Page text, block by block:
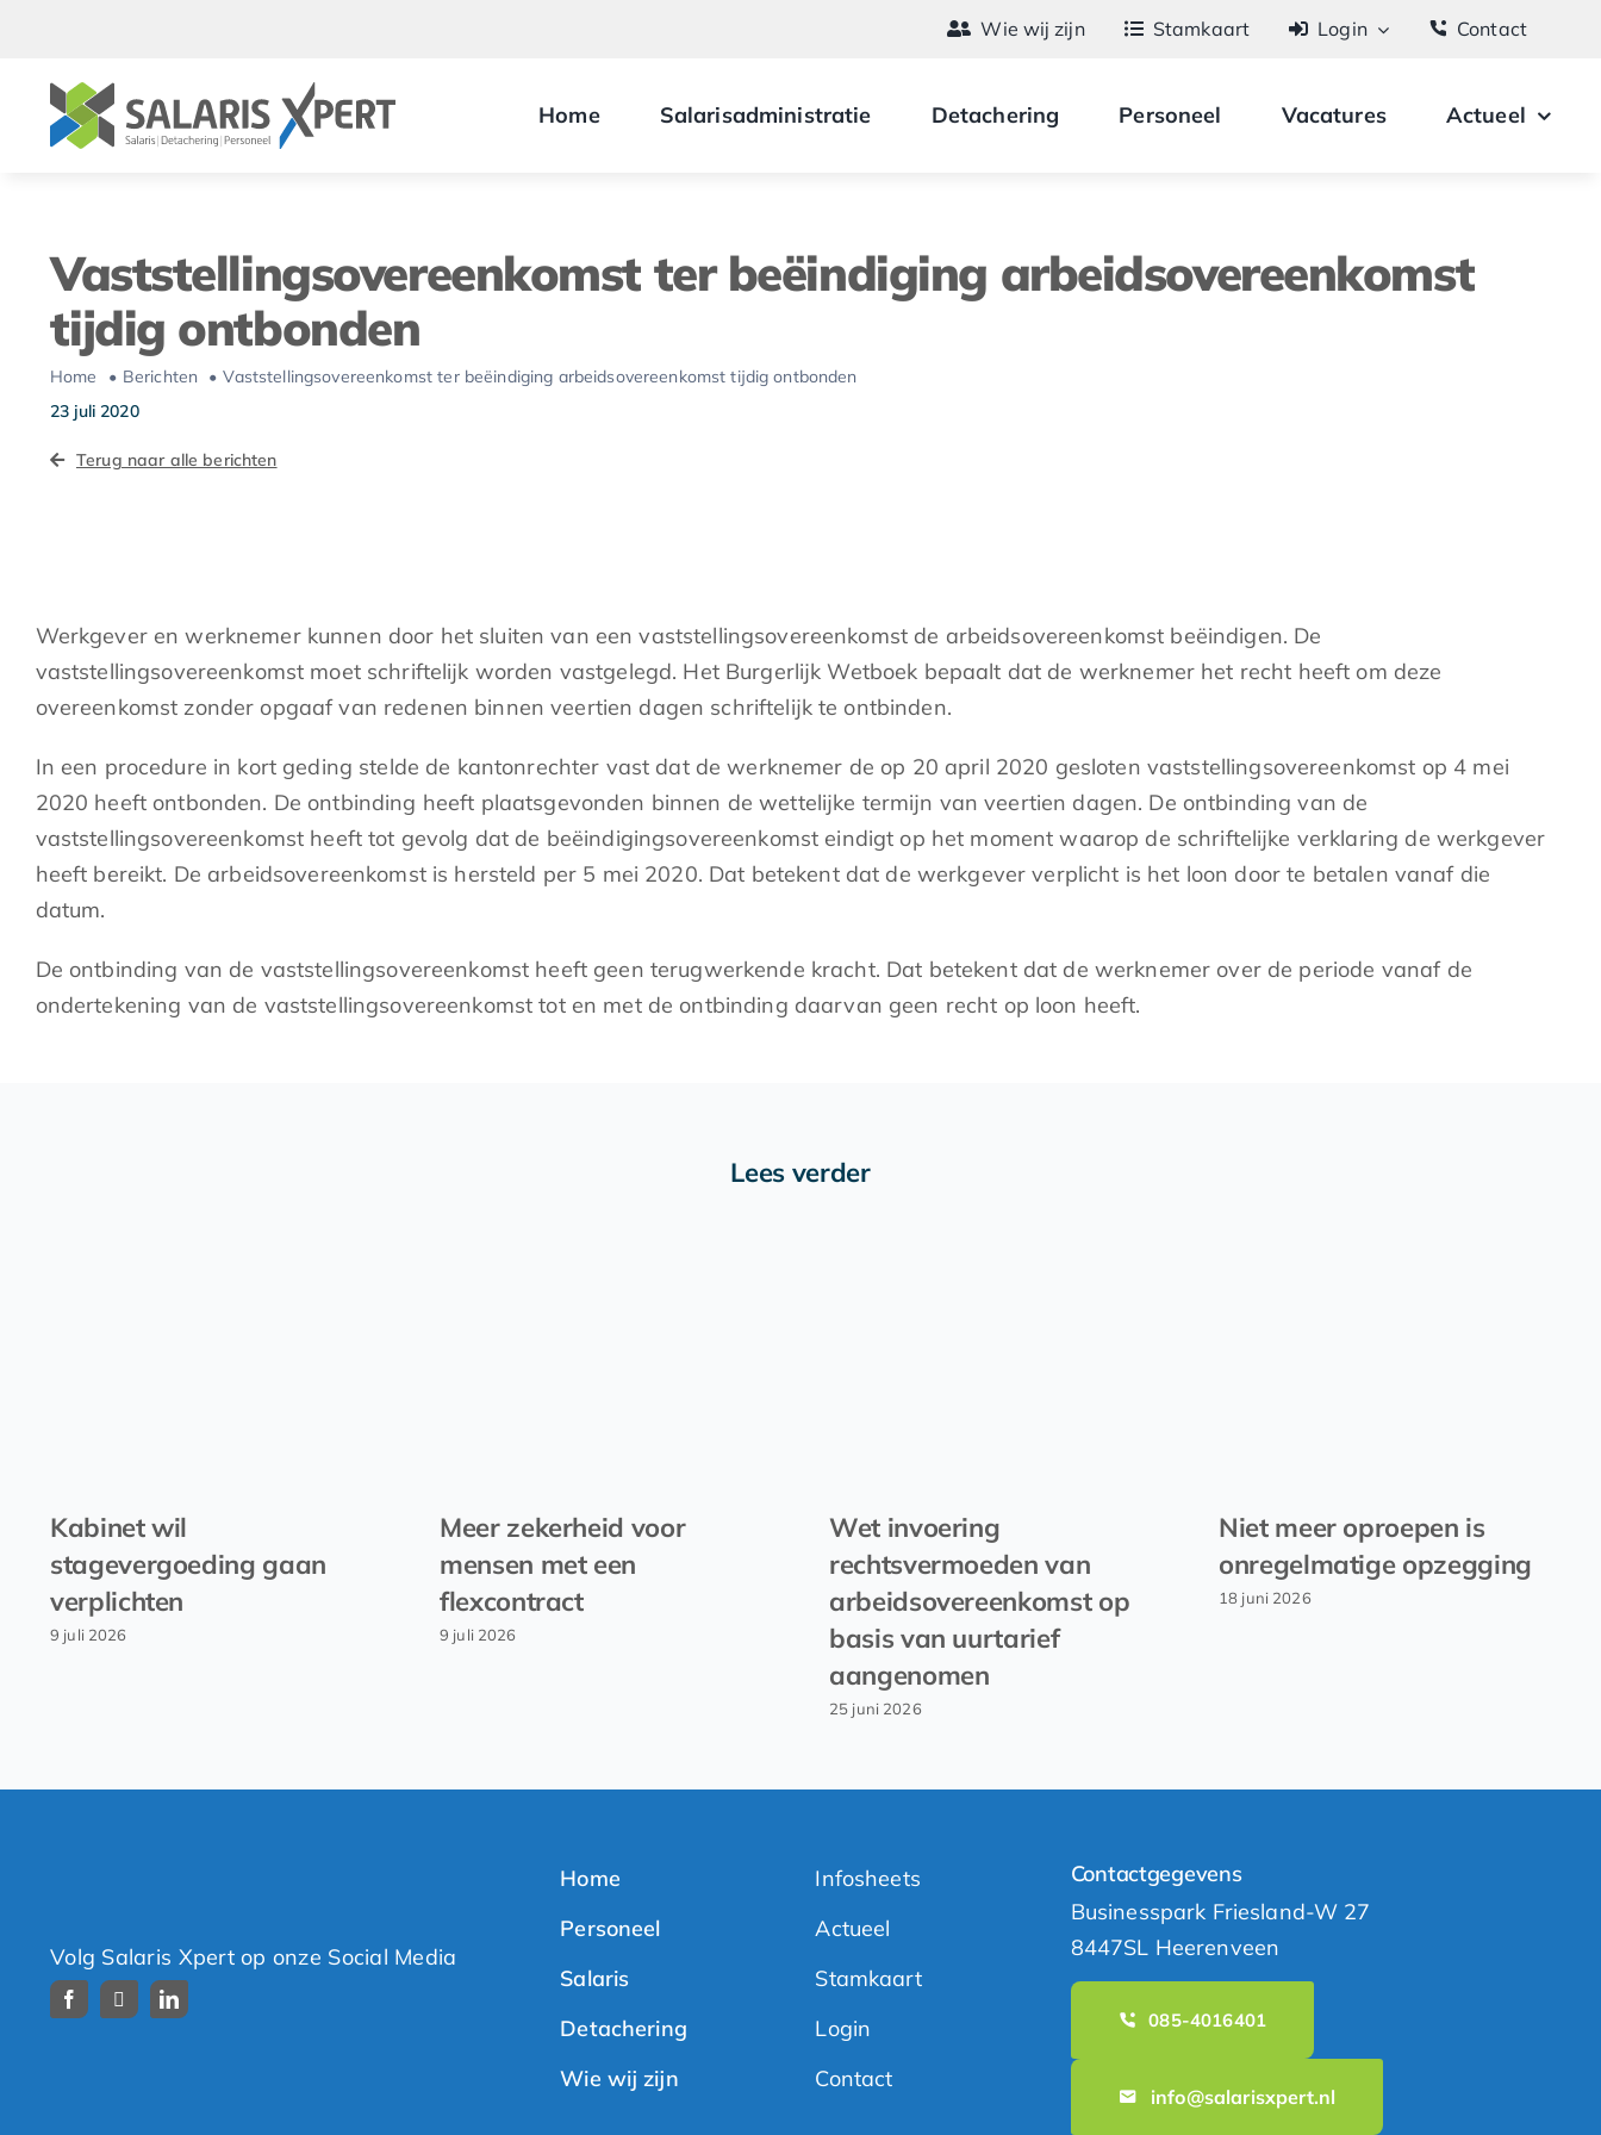
inhoud
Wie wij zijn Stamkaart Login Contact
Home Salarisadministratie Detachering Personeel Vacatures Actueel
Vaststellingsovereenkomst ter beëindiging arbeidsovereenkomst
tijdig ontbonden
Home Berichten
Vaststellingsovereenkomst ter beëindiging arbeidsovereenkomst tijdig ontbonden
23 juli 2020
Terug naar alle berichten
Werkgever en werknemer kunnen door het sluiten van een vaststellingsovereenkomst de arbeidsovereenkomst beëindigen. De
vaststellingsovereenkomst moet schriftelijk worden vastgelegd. Het Burgerlijk Wetboek bepaalt dat de werknemer het recht heeft om deze
overeenkomst zonder opgaaf van redenen binnen veertien dagen schriftelijk te ontbinden.
In een procedure in kort geding stelde de kantonrechter vast dat de werknemer de op 20 april 2020 gesloten vaststellingsovereenkomst op 4 mei
2020 heeft ontbonden. De ontbinding heeft plaatsgevonden binnen de wettelijke termijn van veertien dagen. De ontbinding van de
vaststellingsovereenkomst heeft tot gevolg dat de beëindigingsovereenkomst eindigt op het moment waarop de schriftelijke verklaring de werkgever
heeft bereikt. De arbeidsovereenkomst is hersteld per 5 mei 2020. Dat betekent dat de werkgever verplicht is het loon door te betalen vanaf die
datum.
De ontbinding van de vaststellingsovereenkomst heeft geen terugwerkende kracht. Dat betekent dat de werknemer over de periode vanaf de
ondertekening van de vaststellingsovereenkomst tot en met de ontbinding daarvan geen recht op loon heeft.
Lees verder
Kabinet wil
stagevergoeding gaan
verplichten
9 juli 2026
Meer zekerheid voor
mensen met een
flexcontract
9 juli 2026
Wet invoering
rechtsvermoeden van
arbeidsovereenkomst op
basis van uurtarief
aangenomen
25 juni 2026
Niet meer oproepen is
onregelmatige opzegging
18 juni 2026
Volg Salaris Xpert op onze Social Media
Home
Personeel
Salaris
Detachering
Wie wij zijn
Infosheets
Actueel
Stamkaart
Login
Contact
Contactgegevens
Businesspark Friesland-W 27
8447SL Heerenveen
085-4016401
info@salarisxpert.nl